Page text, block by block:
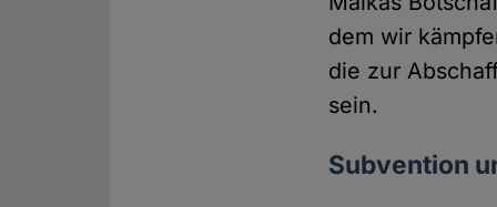
dem wir
die zur
sein.
Subvention